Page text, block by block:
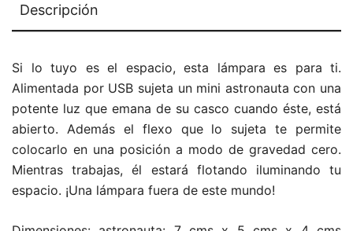
Descripción
Si lo tuyo es el espacio, esta lámpara es para ti.
Alimentada por USB sujeta un mini astronauta con una
potente luz que emana de su casco cuando éste, está
abierto. Además el flexo que lo sujeta te permite
colocarlo en una posición a modo de gravedad cero.
Mientras trabajas, él estará flotando iluminando tu
espacio. ¡Una lámpara fuera de este mundo!